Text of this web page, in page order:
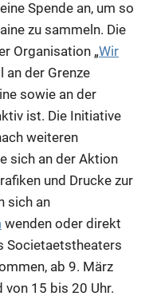
Spende an, um so
zu sammeln. Die
Organisation „Wir
an der Grenze
sowie an der
ist. Die Initiative
weiteren
sich an der Aktion
und Drucke zur
sich an
wenden oder direkt
Societaetstheaters
ab 9. März
von 15 bis 20 Uhr.